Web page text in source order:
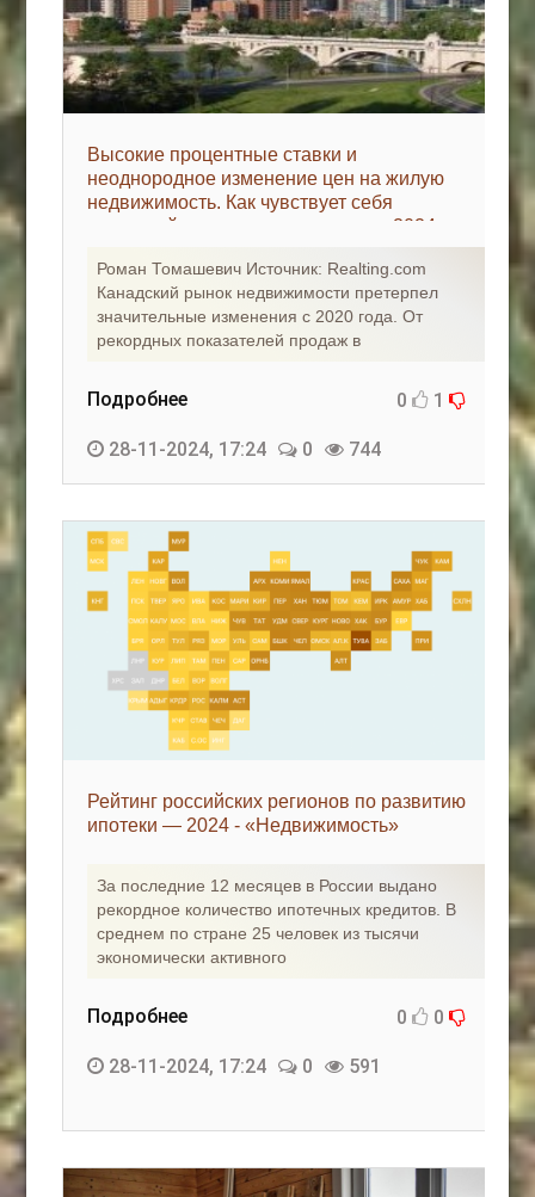
Высокие процентные ставки и
неоднородное изменение цен на жилую
недвижимость. Как чувствует себя
канадский рынок недвижимости в 2024
Роман Томашевич Источник: Realting.com
Канадский рынок недвижимости претерпел
значительные изменения с 2020 года. От
рекордных показателей продаж в
Подробнее 0 1
28-11-2024, 17:24 0 744
Рейтинг российских регионов по развитию
ипотеки — 2024 - «Недвижимость»
За последние 12 месяцев в России выдано
рекордное количество ипотечных кредитов. В
среднем по стране 25 человек из тысячи
экономически активного
Подробнее 0 0
28-11-2024, 17:24 0 591